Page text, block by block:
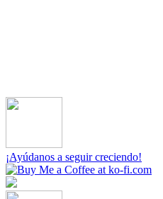
¡Ayúdanos a seguir creciendo!